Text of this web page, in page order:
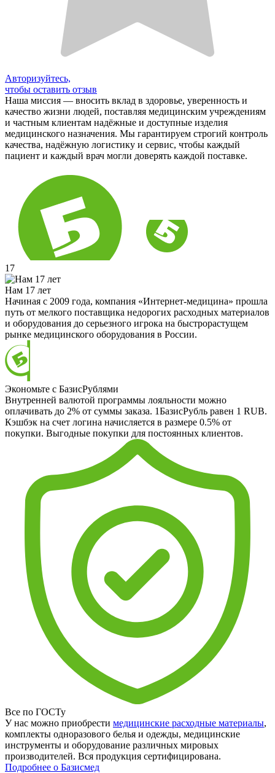
Авторизуйтесь,
чтобы оставить отзыв
Наша миссия — вносить вклад в здоровье, уверенность и
качество жизни людей, поставляя медицинским учреждениям
и частным клиентам надёжные и доступные изделия
медицинского назначения. Мы гарантируем строгий контроль
качества, надёжную логистику и сервис, чтобы каждый
пациент и каждый врач могли доверять каждой поставке.
17
Нам 17 лет
Начиная с 2009 года, компания «Интернет-медицина» прошла
путь от мелкого поставщика недорогих расходных материалов
и оборудования до серьезного игрока на быстрорастущем
рынке медицинского оборудования в России.
Экономьте с БазисРублями
Внутренней валютой программы лояльности можно
оплачивать до 2% от суммы заказа. 1БазисРубль равен 1 RUB.
Кэшбэк на счет логина начисляется в размере 0.5% от
покупки. Выгодные покупки для постоянных клиентов.
Все по ГОСТу
У нас можно приобрести медицинские расходные материалы,
комплекты одноразового белья и одежды, медицинские
инструменты и оборудование различных мировых
производителей. Вся продукция сертифицирована.
Подробнее о Базисмед